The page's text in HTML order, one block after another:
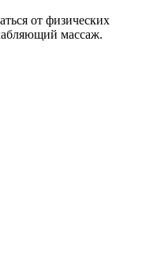
от физических
массаж.